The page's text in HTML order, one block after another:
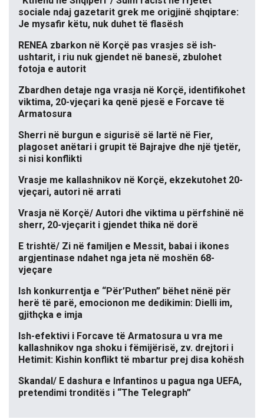
sociale ndaj gazetarit grek me origjinë shqiptare:
Je mysafir këtu, nuk duhet të flasësh
RENEA zbarkon në Korçë pas vrasjes së ish-
ushtarit, i riu nuk gjendet në banesë, zbulohet
fotoja e autorit
Zbardhen detaje nga vrasja në Korçë, identifikohet
viktima, 20-vjeçari ka qenë pjesë e Forcave të
Armatosura
Sherri në burgun e sigurisë së lartë në Fier,
plagoset anëtari i grupit të Bajrajve dhe një tjetër,
si nisi konflikti
Vrasje me kallashnikov në Korçë, ekzekutohet 20-
vjeçari, autori në arrati
Vrasja në Korçë/ Autori dhe viktima u përfshinë në
sherr, 20-vjeçarit i gjendet thika në dorë
E trishtë/ Zi në familjen e Messit, babai i ikones
argjentinase ndahet nga jeta në moshën 68-
vjeçare
Ish konkurrentja e “Për’Puthen” bëhet nënë për
herë të parë, emocionon me dedikimin: Dielli im,
gjithçka e imja
Ish-efektivi i Forcave të Armatosura u vra me
kallashnikov nga shoku i fëmijërisë, zv. drejtori i
Hetimit: Kishin konflikt të mbartur prej disa kohësh
Skandal/ E dashura e Infantinos u pagua nga UEFA,
pretendimi tronditës i “The Telegraph”